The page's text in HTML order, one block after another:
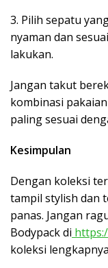
3. Pilih sepatu
nyaman dan
lakukan.
Jangan takut
kombinasi
paling sesuai
Kesimpulan
Dengan koleksi
tampil stylish dan
panas. Jangan
Bodypack di
koleksi